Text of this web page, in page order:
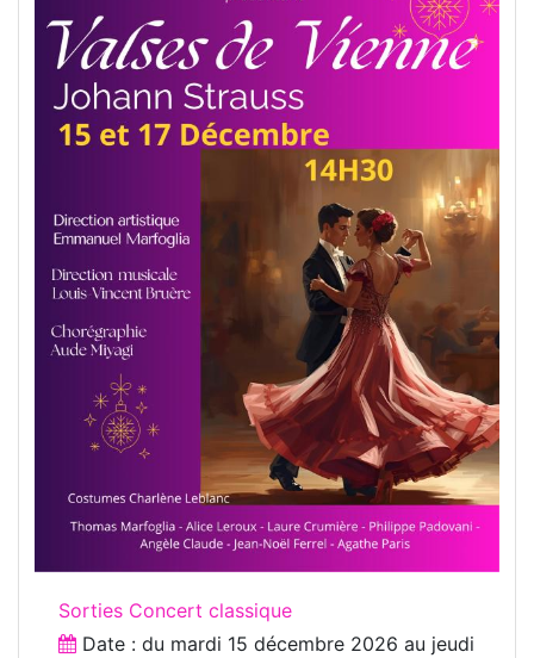
Sorties Concert classique
Date : du mardi 15 décembre 2026 au jeudi